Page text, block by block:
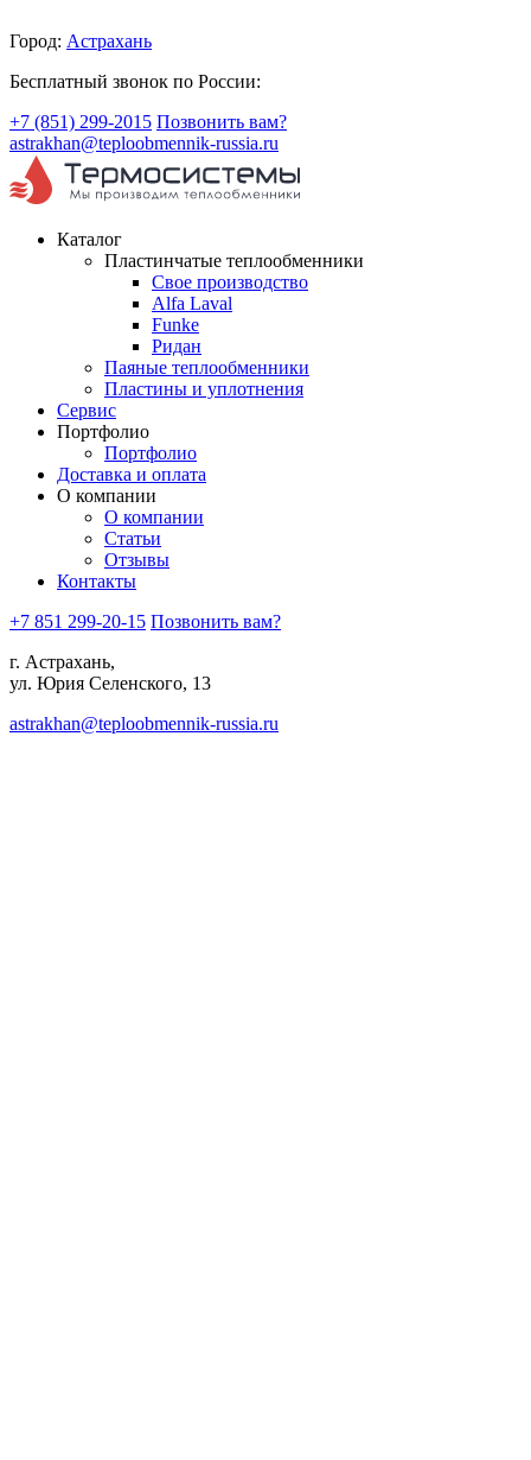
Город: Астрахань
Бесплатный звонок по России:
+7 (851) 299-2015 Позвонить вам?
astrakhan@teploobmennik-russia.ru
Каталог
Пластинчатые теплообменники
Свое производство
Alfa Laval
Funke
Ридан
Паяные теплообменники
Пластины и уплотнения
Сервис
Портфолио
Портфолио
Доставка и оплата
О компании
О компании
Статьи
Отзывы
Контакты
+7 851 299-20-15 Позвонить вам?
г. Астрахань,
ул. Юрия Селенского, 13
astrakhan@teploobmennik-russia.ru